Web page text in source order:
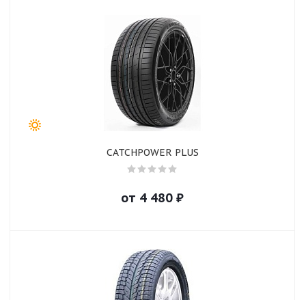
CATCHPOWER PLUS
от 4 480 ₽